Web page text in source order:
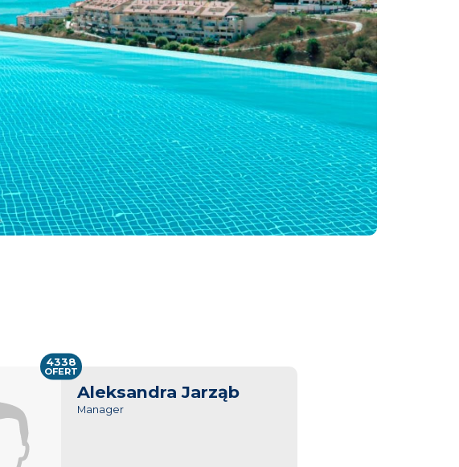
Aleksandra Jarząb
Manager
4338
OFERT